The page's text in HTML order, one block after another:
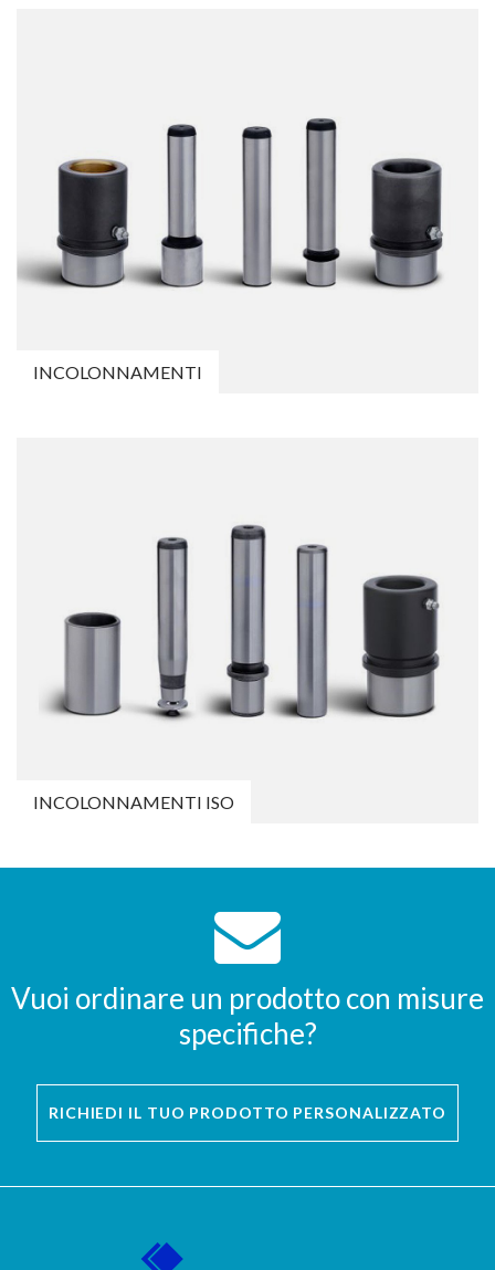
INCOLONNAMENTI
INCOLONNAMENTI ISO
Vuoi ordinare un prodotto con misure
specifiche?
RICHIEDI IL TUO PRODOTTO PERSONALIZZATO